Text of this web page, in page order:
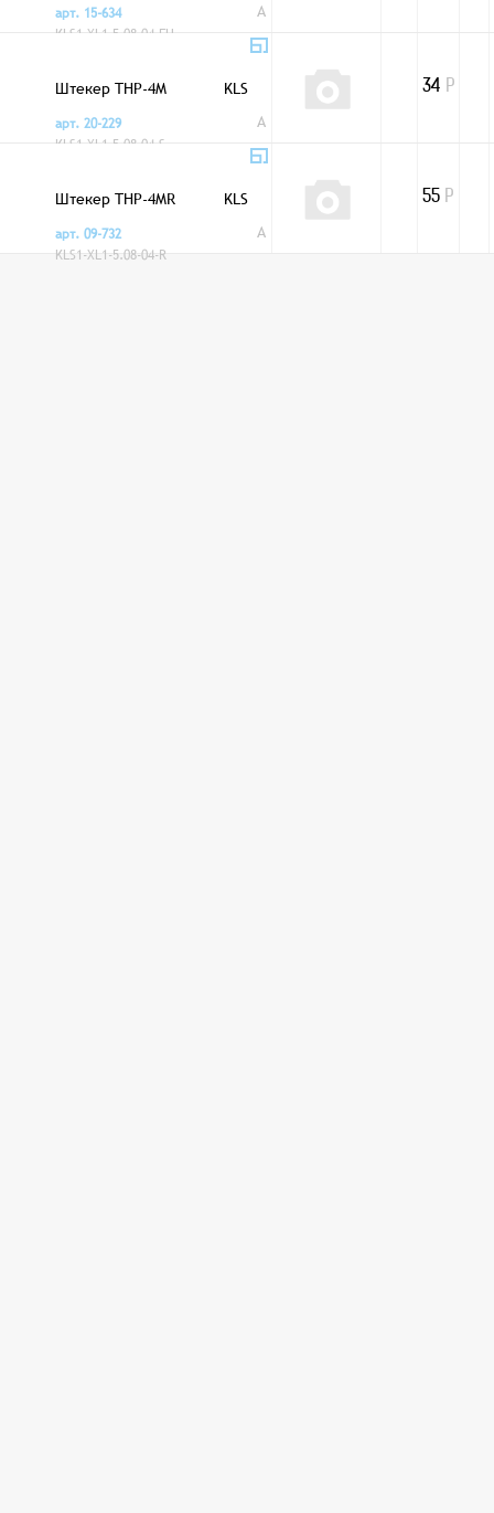
арт. 15-634
KLS1-XL1-5.08-04-FH
A
Штекер THP-4M
KLS
арт. 20-229
KLS1-XL1-5.08-04-S
A
34 Р
Штекер THP-4MR
KLS
арт. 09-732
KLS1-XL1-5.08-04-R
A
55 Р